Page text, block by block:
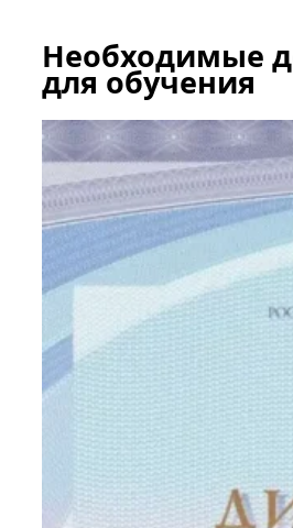
Необходимые
для обучения